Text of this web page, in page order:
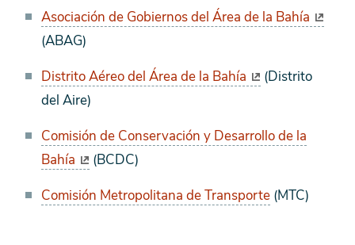
Agencias
miembros
Asociación de Gobiernos del Área de la Bahía
(ABAG)
Distrito Aéreo del Área de la Bahía
(Distrito
del Aire)
Comisión de Conservación y Desarrollo de la
Bahía
(BCDC)
Comisión Metropolitana de Transporte (MTC)